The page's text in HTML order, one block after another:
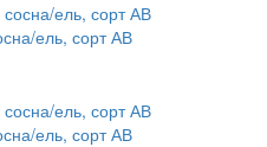
ель, сорт АВ
ель, сорт АВ